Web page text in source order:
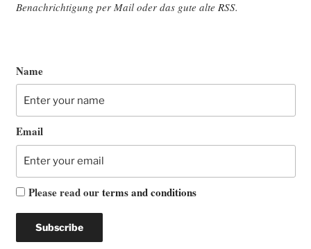
Benach­rich­ti­gung per Mail oder das gute alte RSS.
Name
Email
Please read ourterms and conditions